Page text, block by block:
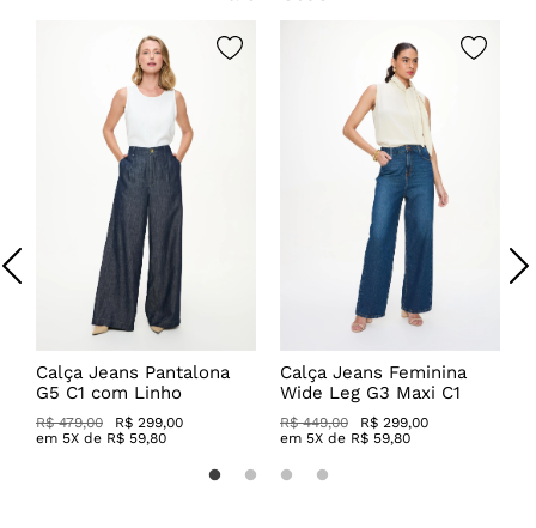
Calça Jeans Pantalona
G5 C1 com Linho
R$ 479,00
R$ 299,00
em 5X de R$ 59,80
Calça Jeans Feminina
Wide Leg G3 Maxi C1
R$ 449,00
R$ 299,00
em 5X de R$ 59,80